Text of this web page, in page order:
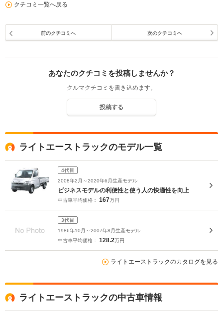
クチコミ一覧へ戻る
前のクチコミへ 次のクチコミへ
あなたのクチコミを投稿しませんか？
クルマクチコミを書き込めます。
投稿する
ライトエーストラックのモデル一覧
4代目
2008年2月～2020年6月生産モデル
ビジネスモデルの利便性と使う人の快適性を向上
中古車平均価格： 167万円
3代目
1986年10月～2007年8月生産モデル
中古車平均価格： 128.2万円
ライトエーストラックのカタログを見る
ライトエーストラックの中古車情報